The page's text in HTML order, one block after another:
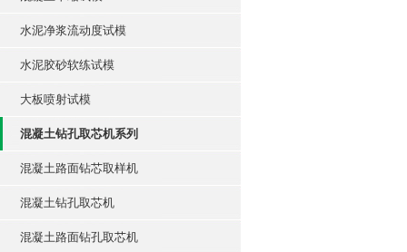
水泥净浆流动度试模
水泥胶砂软练试模
大板喷射试模
混凝土钻孔取芯机系列
混凝土路面钻芯取样机
混凝土钻孔取芯机
混凝土路面钻孔取芯机